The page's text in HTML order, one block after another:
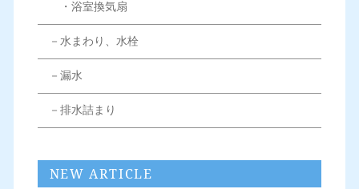
・浴室換気扇
－水まわり、水栓
－漏水
－排水詰まり
NEW ARTICLE